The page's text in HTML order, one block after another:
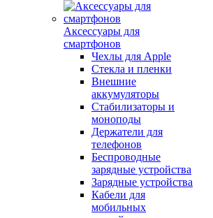
Аксессуары для
смартфонов
Чехлы для Apple
Стекла и пленки
Внешние
аккумуляторы
Стабилизаторы и
моноподы
Держатели для
телефонов
Беспроводные
зарядные устройства
Зарядные устройства
Кабели для
мобильных